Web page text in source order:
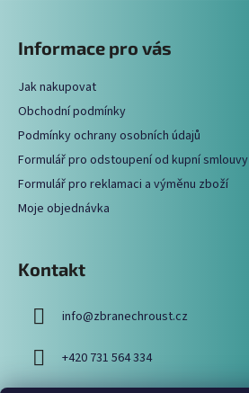
Informace pro vás
Jak nakupovat
Obchodní podmínky
Podmínky ochrany osobních údajů
Formulář pro odstoupení od kupní smlouvy
Formulář pro reklamaci a výměnu zboží
Moje objednávka
Kontakt
info@zbranechroust.cz
+420 731 564 334